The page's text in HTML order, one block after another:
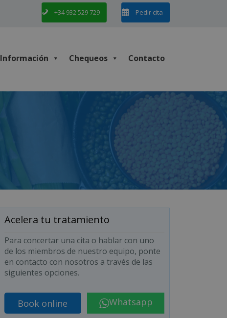
+34 932 529 729 Pedir cita
Información Chequeos Contacto
Acelera tu tratamiento
Para concertar una cita o hablar con uno
de los miembros de nuestro equipo, ponte
en contacto con nosotros a través de las
siguientes opciones.
Book online Whatsapp